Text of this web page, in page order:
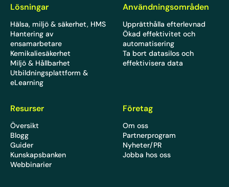
Lösningar
Hälsa, miljö & säkerhet, HMS
Hantering av
ensamarbetare
Kemikaliesäkerhet
Miljö & Hållbarhet
Utbildningsplattform &
eLearning
Användningsområden
Upprätthålla efterlevnad
Ökad effektivitet och
automatisering
Ta bort datasilos och
effektivisera data
Resurser
Översikt
Blogg
Guider
Kunskapsbanken
Webbinarier
Företag
Om oss
Partnerprogram
Nyheter/PR
Jobba hos oss